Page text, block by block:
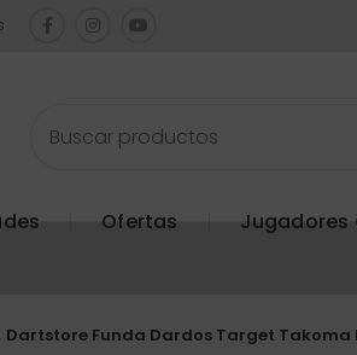
Ofertas Jugadores
Dartstore Funda Dardos Target Takoma